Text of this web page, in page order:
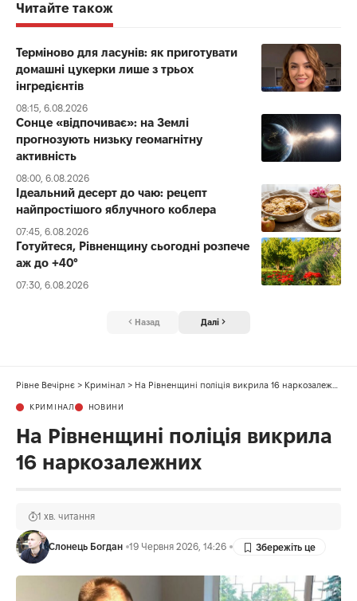
Читайте також
Терміново для ласунів: як приготувати
домашні цукерки лише з трьох
інгредієнтів
08:15, 6.08.2026
Сонце «відпочиває»: на Землі
прогнозують низьку геомагнітну
активність
08:00, 6.08.2026
Ідеальний десерт до чаю: рецепт
найпростішого яблучного коблера
07:45, 6.08.2026
Готуйтеся, Рівненщину сьогодні розпече
аж до +40°
07:30, 6.08.2026
Назад Далі
Рівне Вечірнє > Кримінал > На Рівненщині поліція викрила 16 наркозалежних
КРИМІНАЛ НОВИНИ
На Рівненщині поліція викрила
16 наркозалежних
Слонець Богдан 19 Червня 2026, 14:26
1 хв. читання